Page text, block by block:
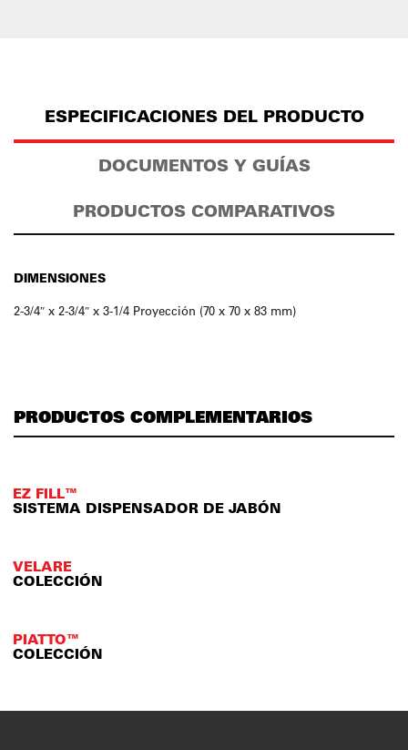
ESPECIFICACIONES DEL PRODUCTO
DOCUMENTOS Y GUÍAS
PRODUCTOS COMPARATIVOS
DIMENSIONES
2-3/4″ x 2-3/4″ x 3-1/4 Proyección (70 x 70 x 83 mm)
PRODUCTOS COMPLEMENTARIOS
EZ FILL™
SISTEMA DISPENSADOR DE JABÓN
VELARE
COLECCIÓN
PIATTO™
COLECCIÓN